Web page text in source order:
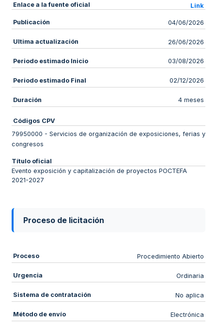
Enlace a la fuente oficial Link
Publicación 04/06/2026
Ultima actualización 26/06/2026
Periodo estimado Inicio 03/08/2026
Periodo estimado Final 02/12/2026
Duración 4 meses
Códigos CPV
79950000 - Servicios de organización de exposiciones, ferias y
congresos
Título oficial
Evento exposición y capitalización de proyectos POCTEFA
2021-2027
Proceso de licitación
Proceso Procedimiento Abierto
Urgencia Ordinaria
Sistema de contratación No aplica
Método de envío Electrónica